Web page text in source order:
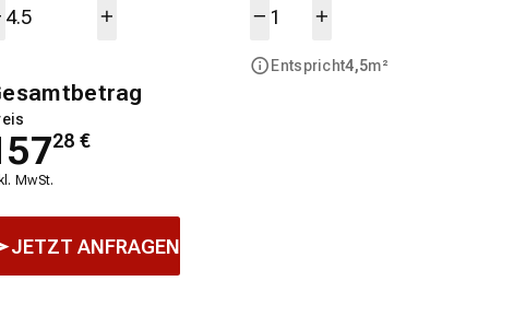
Entspricht4,5m²
28 €
MwSt.
JETZT ANFRAGEN